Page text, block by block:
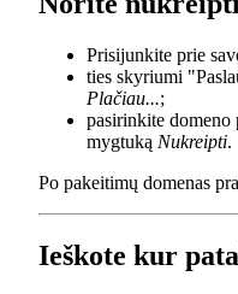
Prisijunkite prie
ties skyriumi
Plačiau...;
pasirinkite domeno
mygtuką Nukreipti.
Po pakeitimų domenas
Ieškote kur